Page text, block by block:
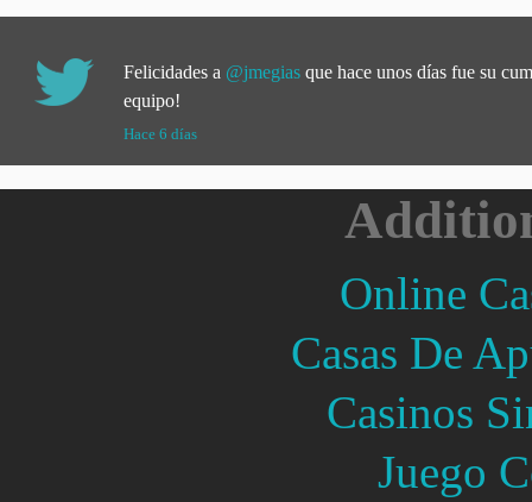
Felicidades a @jmegias que hace unos días fue su
equipo!
Hace 6 días
Online
Casas De
Casinos
Juego